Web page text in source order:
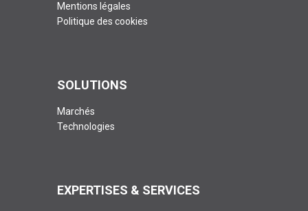
Mentions légales
Politique des cookies
SOLUTIONS
Marchés
Technologies
EXPERTISES & SERVICES